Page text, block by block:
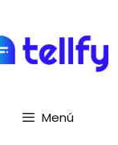
Menú